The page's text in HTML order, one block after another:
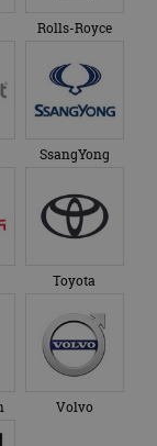
Rolls-Royce
SsangYong
Toyota
Volvo